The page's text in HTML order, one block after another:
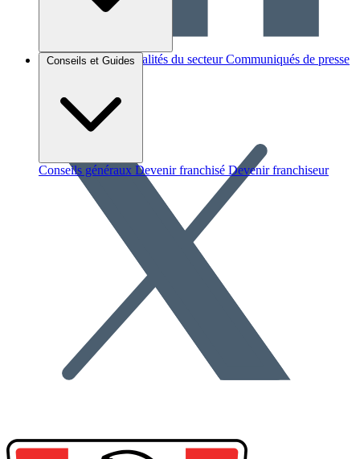
Brèves et actus Actualités du secteur Communiqués de presse
Conseils et Guides
Conseils généraux Devenir franchisé Devenir franchiseur